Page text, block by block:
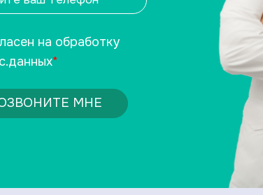
на обработку
*
МНЕ